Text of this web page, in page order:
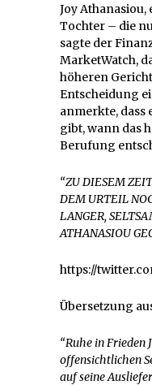
Joy
Tochter – die
sagte der
MarketWatch,
höheren
Entscheidung
anmerkte, dass
gibt, wann das
Berufung
“ZU DIESEM
DEM URTEIL
LANGER,
ATHANASIOU
https://
Übersetzung
“Ruhe in Frieden
offensichtlichen
auf seine